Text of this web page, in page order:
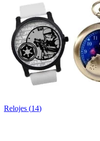
Relojes (14)